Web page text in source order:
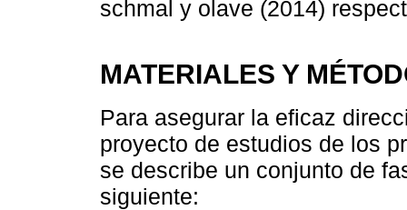
schmal y olave (2014)
MATERIALES Y
Para asegurar la eficaz
proyecto de estudios de los
se describe un conjunto de
siguiente: